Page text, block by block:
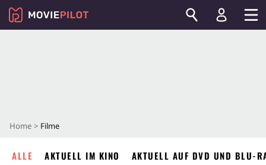
Home Filme
ALLE AKTUELL IM KINO AKTUELL AUF DVD UND BLU-